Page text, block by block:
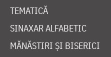
TEMATICĂ
SINAXAR ALFABETIC
MĂNĂSTIRI ȘI BISERICI